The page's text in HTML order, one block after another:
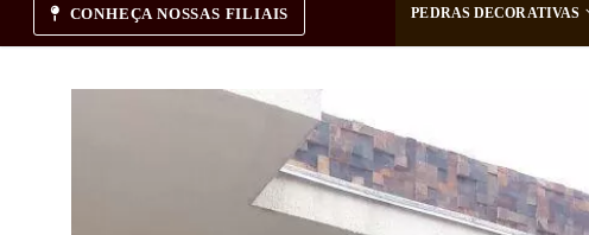
CONHEÇA NOSSAS FILIAIS PEDRAS DECORATIVAS